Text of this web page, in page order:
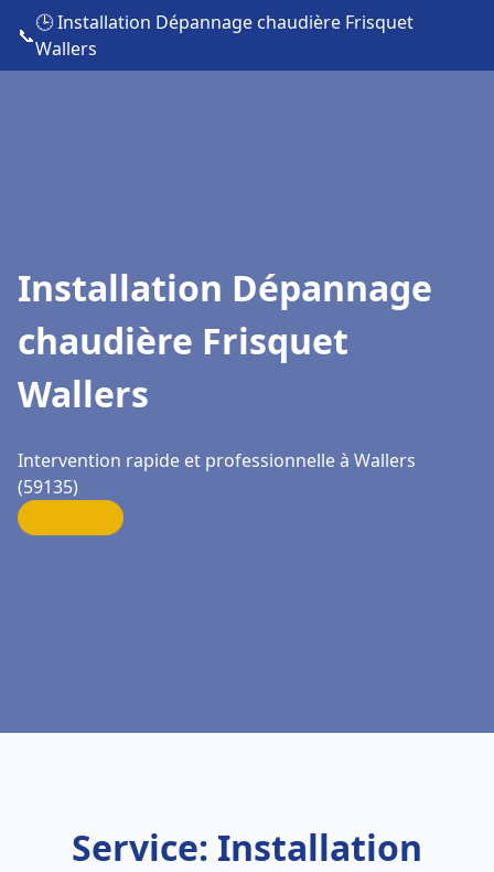
📞
🕒 Installation Dépannage chaudière Frisquet
Wallers
Installation Dépannage
chaudière Frisquet
Wallers
Intervention rapide et professionnelle à Wallers
(59135)
Service: Installation